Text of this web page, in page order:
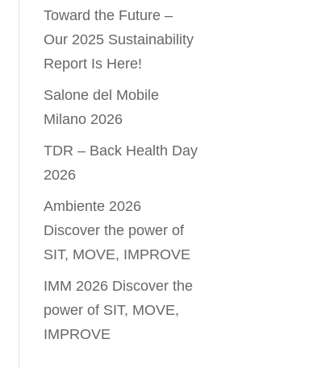
Toward the Future –
Our 2025 Sustainability
Report Is Here!
Salone del Mobile
Milano 2026
TDR – Back Health Day
2026
Ambiente 2026
Discover the power of
SIT, MOVE, IMPROVE
IMM 2026 Discover the
power of SIT, MOVE,
IMPROVE